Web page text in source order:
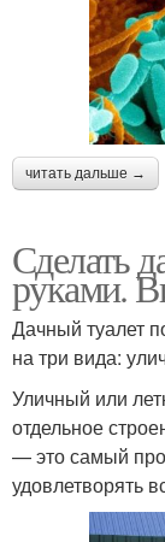
читать дальше →
Сделать
руками.
Дачный туалет
на три вида:
Уличный или
отдельное
— это самый
удовлетворять